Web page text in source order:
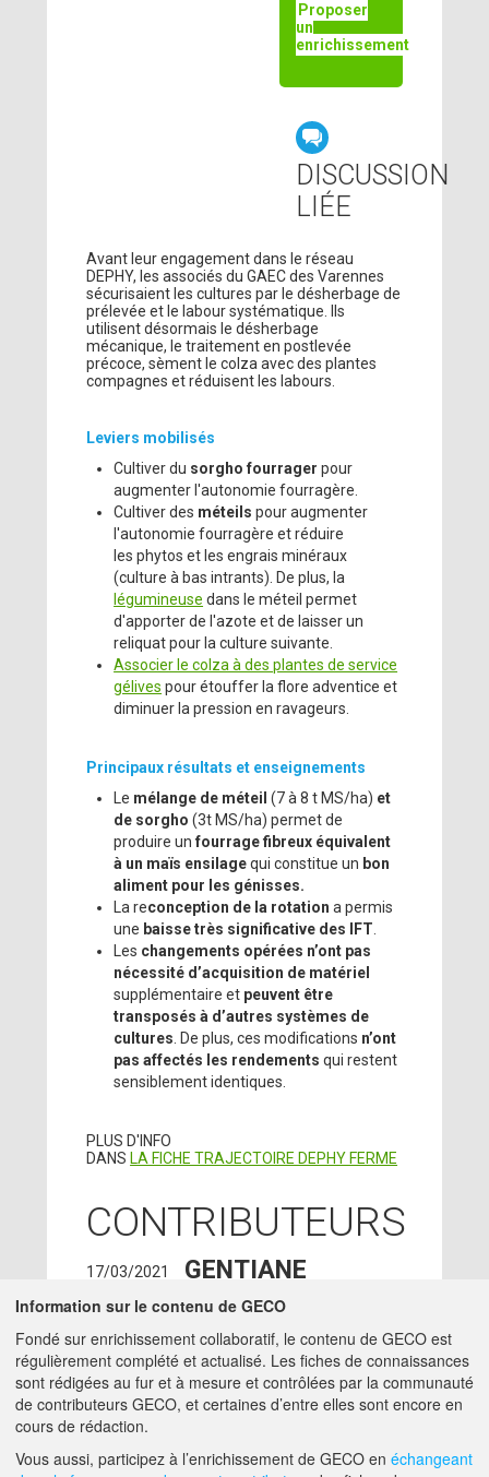
Proposer
un
enrichissement
DISCUSSION
LIÉE
Avant leur engagement dans le réseau
DEPHY, les associés du GAEC des Varennes
sécurisaient les cultures par le désherbage de
prélevée et le labour systématique. Ils
utilisent désormais le désherbage
mécanique, le traitement en postlevée
précoce, sèment le colza avec des plantes
compagnes et réduisent les labours.
Leviers mobilisés
Cultiver du sorgho fourrager pour
augmenter l'autonomie fourragère.
Cultiver des méteils pour augmenter
l'autonomie fourragère et réduire
les phytos et les engrais minéraux
(culture à bas intrants). De plus, la
légumineuse dans le méteil permet
d'apporter de l'azote et de laisser un
reliquat pour la culture suivante.
Associer le colza à des plantes de service
gélives pour étouffer la flore adventice et
diminuer la pression en ravageurs.
Principaux résultats et enseignements
Le mélange de méteil (7 à 8 t MS/ha) et
de sorgho (3t MS/ha) permet de
produire unfourrage fibreux équivalent
à un maïs ensilagequi constitue un bon
aliment pour les génisses.
La reconception de la rotation a permis
une baisse très significative des IFT
Les changements opérées n’ont pas
nécessité d’acquisition de matériel
supplémentaire et peuvent être
transposés à d’autres systèmes de
cultures . De plus, ces modifications n’ont
pas affectés les rendements qui restent
sensiblement identiques.
PLUS D'INFO
DANS LA FICHE TRAJECTOIRE DEPHY FERME
CONTRIBUTEURS
17/03/2021
GENTIANE
MAILLET
(78850)
ingenieur -
GENTIANE.MAILLET@INRAE.FR
A PROPOS DE GECO AIDE
Information sur le contenu de GECO
Fondé sur enrichissement collaboratif, le contenu de GECO est
régulièrement complété et actualisé. Les fiches de connaissances
sont rédigées au fur et à mesure et contrôlées par la communauté
de contributeurs GECO, et certaines d’entre elles sont encore en
cours de rédaction.
Vous aussi, participez à l’enrichissement de GECO en échangeant